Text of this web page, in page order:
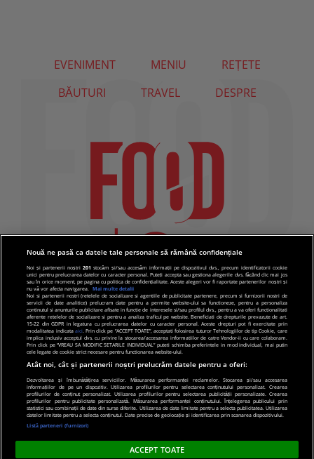
EVENIMENT MENIU
REȚETE
BĂUTURI
TRAVEL DESPRE
© 2019 PRO TV S.R.L |Politica de Cookie|Politica
de confidentialitate
Nouă ne pasă ca datele tale personale să rămână confidențiale
Noi și partenerii noștri201 stocăm și/sau accesăm informații pe dispozitivul dvs., precum identificatorii cookie
unici pentru prelucrarea datelor cu caracter personal. Puteți accepta sau gestiona alegerile dvs. făcând clic mai jos
sau în orice moment, pe pagina cu politica de confidențialitate. Aceste alegeri vor fi raportate partenerilor noștri și
nu vă vor afecta navigarea.
Mai multe detalii
Noi si partenerii nostri (retelele de socializare si agentiile de publicitate partenere, precum si furnizorii nostri de
servicii de date analitice) prelucram date pentru a permite website-ului sa functioneze, pentru a personaliza
continutul si anunturile publicitare afisate in functie de interesele si/sau profilul dvs., pentru a va oferi functionalitati
aferente retelelor de socializare si pentru a analiza traficul pe website. Beneficiati de drepturile prevazute de art.
15-22 din GDPR in legatura cu prelucrarea datelor cu caracter personal. Aceste drepturi pot fi exercitate prin
modalitatea indicata aici. Prin click pe “ACCEPT TOATE”, acceptati folosirea tuturor Tehnologiilor de tip Cookie, care
implica inclusiv acceptul dvs. cu privire la stocarea/accesarea informatiilor de catre Vendor-ii cu care colaboram.
Prin click pe “VREAU SA MODIFIC SETARILE INDIVIDUAL” puteti schimba preferintele in mod individual, mai putin
cele legate de cookie strict necesare pentru functionarea website-ului.
Atât noi, cât și partenerii noștri prelucrăm datele pentru a oferi:
Dezvoltarea și îmbunătățirea serviciilor. Măsurarea performanței reclamelor. Stocarea și/sau accesarea
informațiilor de pe un dispozitiv. Utilizarea profilurilor pentru selectarea conținutului personalizat. Crearea
profilurilor de conținut personalizat. Utilizarea profilurilor pentru selectarea publicității personalizate. Crearea
profilurilor pentru publicitate personalizată. Măsurarea performanței conținutului. Înțelegerea publicului prin
statistici sau combinații de date din surse diferite. Utilizarea de date limitate pentru a selecta publicitatea. Utilizarea
datelor limitate pentru a selecta conținutul. Date precise de geolocație și identificarea prin scanarea dispozitivului.
Listă parteneri (furnizori)
ACCEPT TOATE